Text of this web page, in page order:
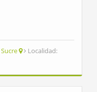
Sucre
Localidad: